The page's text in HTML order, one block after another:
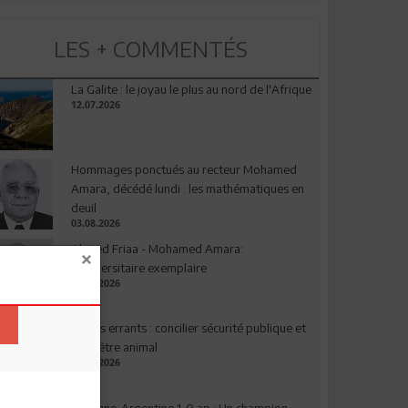
LES + COMMENTÉS
La Galite : le joyau le plus au nord de l'Afrique
12.07.2026
Hommages ponctués au recteur Mohamed
Amara, décédé lundi : les mathématiques en
deuil
03.08.2026
Ahmed Friaa - Mohamed Amara:
l’Universitaire exemplaire
04.08.2026
Chiens errants : concilier sécurité publique et
bien-être animal
17.07.2026